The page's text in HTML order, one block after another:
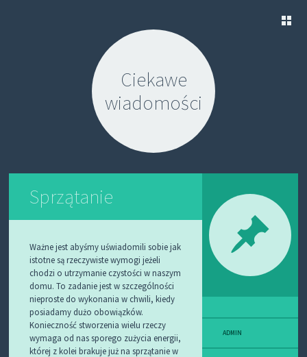
Ciekawe
wiadomości
Sprzątanie
Ważne jest abyśmy uświadomili sobie jak
istotne są rzeczywiste wymogi jeżeli
chodzi o utrzymanie czystości w naszym
domu. To zadanie jest w szczególności
nieproste do wykonania w chwili, kiedy
posiadamy dużo obowiązków.
Konieczność stworzenia wielu rzeczy
wymaga od nas sporego zużycia energii,
której z kolei brakuje już na sprzątanie w
ADMIN